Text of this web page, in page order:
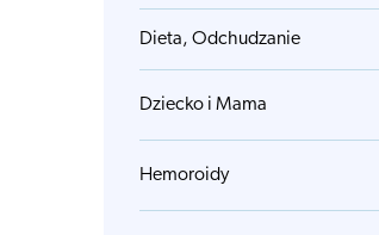
Dieta, Odchudzanie
Dziecko i Mama
Hemoroidy